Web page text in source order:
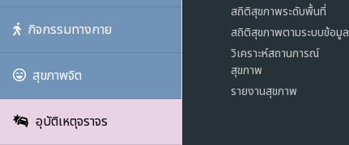
กิจกรรมทางกาย
สุขภาพจิต
อุบัติเหตุจราจร
สถิติสุขภาพระดับพื้นที่
สถิติสุขภาพตามระบบข้อมูล
วิเคราะห์สถานการณ์
สุขภาพ
รายงานสุขภาพ